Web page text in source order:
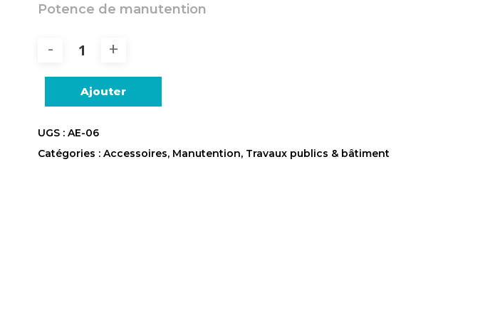
Potence de manutention
Ajouter
UGS :AE-06
Catégories :Accessoires, Manutention, Travaux publics & bâtiment